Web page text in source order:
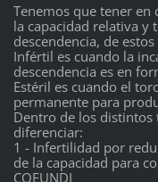
Tenemos que tener
la capacidad relativa
descendencia, de
Infértil es cuando la
descendencia es en
Estéril es cuando el
permanente para
Dentro de los
diferenciar:
1 - Infertilidad por
de la capacidad para
COEUNDI